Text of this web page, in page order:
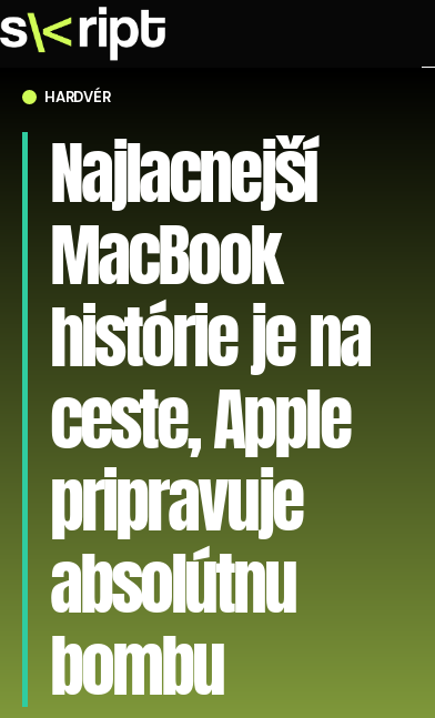
HARDVÉR
Najlacnejší
MacBook
histórie je na
ceste, Apple
pripravuje
absolútnu
bombu